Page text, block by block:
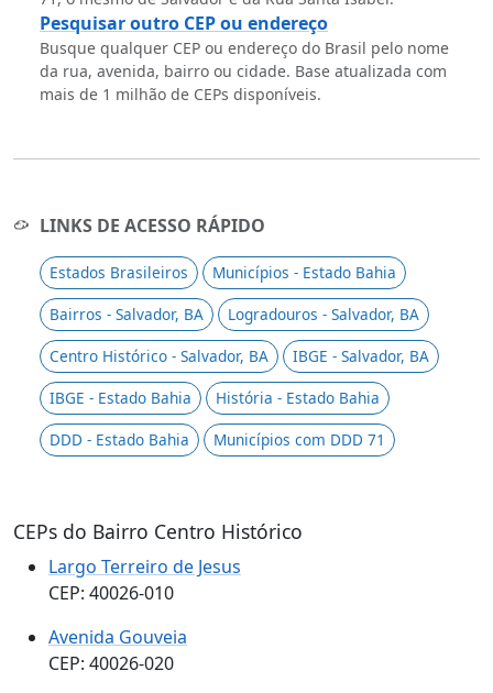
Pesquisar outro CEP ou endereço
Busque qualquer CEP ou endereço do Brasil pelo nome
da rua, avenida, bairro ou cidade. Base atualizada com
mais de 1 milhão de CEPs disponíveis.
LINKS DE ACESSO RÁPIDO
Estados Brasileiros
Municípios - Estado Bahia
Bairros - Salvador, BA
Logradouros - Salvador, BA
Centro Histórico - Salvador, BA
IBGE - Salvador, BA
IBGE - Estado Bahia
História - Estado Bahia
DDD - Estado Bahia
Municípios com DDD 71
CEPs do Bairro Centro Histórico
Largo Terreiro de Jesus
CEP: 40026-010
Avenida Gouveia
CEP: 40026-020